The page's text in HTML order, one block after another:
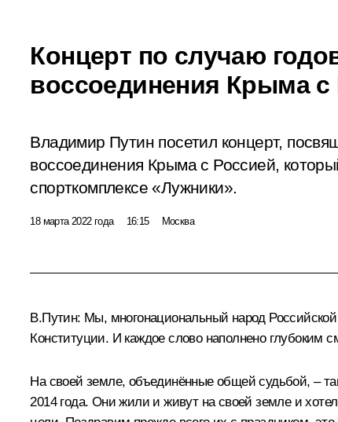
Концерт по случаю
воссоединения Крыма с
Владимир Путин посетил концерт,
воссоединения Крыма с Россией,
спорткомплексе «Лужники».
18 марта 2022 года 16:15 Москва
В.Путин: Мы, многонациональный народ
Конституции. И каждое слово наполнено глубоким
На своей земле, объединённые общей судьбой, –
2014 года. Они жили и живут на своей земле и